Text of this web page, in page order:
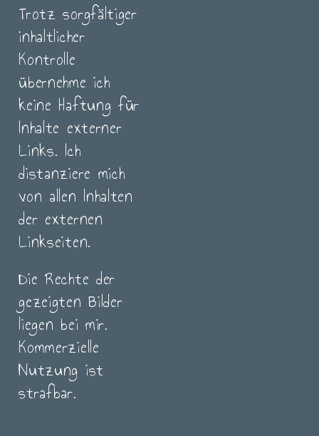
Trotz sorgfältiger
inhaltlicher
Kontrolle
übernehme ich
keine Haftung für
Inhalte externer
Links. Ich
distanziere mich
von allen Inhalten
der externen
Linkseiten.
Die Rechte der
gezeigten Bilder
liegen bei mir.
Kommerzielle
Nutzung ist
strafbar.